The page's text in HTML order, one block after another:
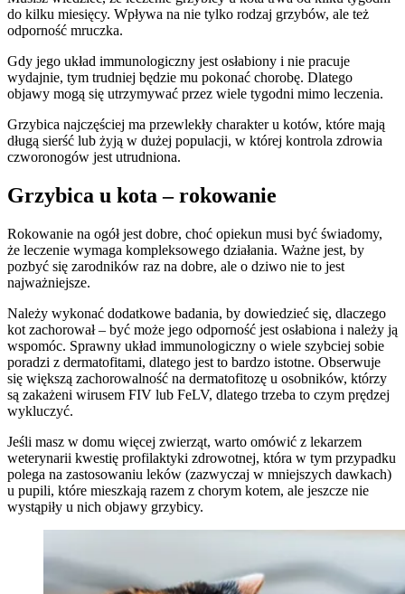
do kilku miesięcy. Wpływa na nie tylko rodzaj grzybów, ale też
odporność mruczka.
Gdy jego układ immunologiczny jest osłabiony i nie pracuje
wydajnie, tym trudniej będzie mu pokonać chorobę. Dlatego
objawy mogą się utrzymywać przez wiele tygodni mimo leczenia.
Grzybica najczęściej ma przewlekły charakter u kotów, które mają
długą sierść lub żyją w dużej populacji, w której kontrola zdrowia
czworonogów jest utrudniona.
Grzybica u kota – rokowanie
Rokowanie na ogół jest dobre, choć opiekun musi być świadomy,
że leczenie wymaga kompleksowego działania. Ważne jest, by
pozbyć się zarodników raz na dobre, ale o dziwo nie to jest
najważniejsze.
Należy wykonać dodatkowe badania, by dowiedzieć się, dlaczego
kot zachorował – być może jego odporność jest osłabiona i należy ją
wspomóc. Sprawny układ immunologiczny o wiele szybciej sobie
poradzi z dermatofitami, dlatego jest to bardzo istotne. Obserwuje
się większą zachorowalność na dermatofitozę u osobników, którzy
są zakażeni wirusem FIV lub FeLV, dlatego trzeba to czym prędzej
wykluczyć.
Jeśli masz w domu więcej zwierząt, warto omówić z lekarzem
weterynarii kwestię profilaktyki zdrowotnej, która w tym przypadku
polega na zastosowaniu leków (zazwyczaj w mniejszych dawkach)
u pupili, które mieszkają razem z chorym kotem, ale jeszcze nie
wystąpiły u nich objawy grzybicy.